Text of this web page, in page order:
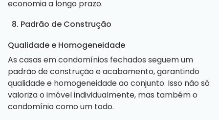
economia a longo prazo.
8. Padrão de Construção
Qualidade e Homogeneidade
As casas em condomínios fechados seguem um
padrão de construção e acabamento, garantindo
qualidade e homogeneidade ao conjunto. Isso não só
valoriza o imóvel individualmente, mas também o
condomínio como um todo.